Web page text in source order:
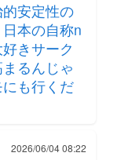
安定性の
本の自称n
きサーク
るんじゃ
も行くだ
2026/06/04 08:22